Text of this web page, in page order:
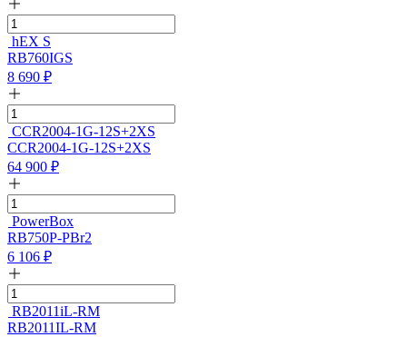
hEX S
RB760IGS
8 690 ₽
CCR2004-1G-12S+2XS
CCR2004-1G-12S+2XS
64 900 ₽
PowerBox
RB750P-PBr2
6 106 ₽
RB2011iL-RM
RB2011IL-RM